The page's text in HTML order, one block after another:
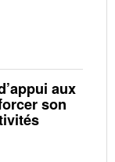
aux
son